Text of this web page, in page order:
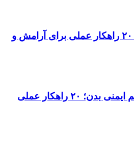
سلامت روان نوجوانان؛ ۲۰ راهکار عملی برای آرامش و
روش‌های تقویت سیستم ایمنی بدن؛ ۲۰ راهکار عملی